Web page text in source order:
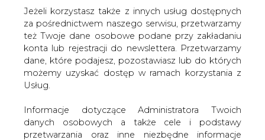
Jeżeli korzystasz także z innych usług dostępnych
za pośrednictwem naszego serwisu, przetwarzamy
też Twoje dane osobowe podane przy zakładaniu
konta lub rejestracji do newslettera. Przetwarzamy
dane, które podajesz, pozostawiasz lub do których
możemy uzyskać dostęp w ramach korzystania z
Usług.
Informacje dotyczące Administratora Twoich
danych osobowych a także cele i podstawy
przetwarzania oraz inne niezbędne informacje
Strona główna MATERIAŁY PROBLEMOWE /
Co kto
wie?
2016-03-22 00:00
skomentuj
udostępnij: